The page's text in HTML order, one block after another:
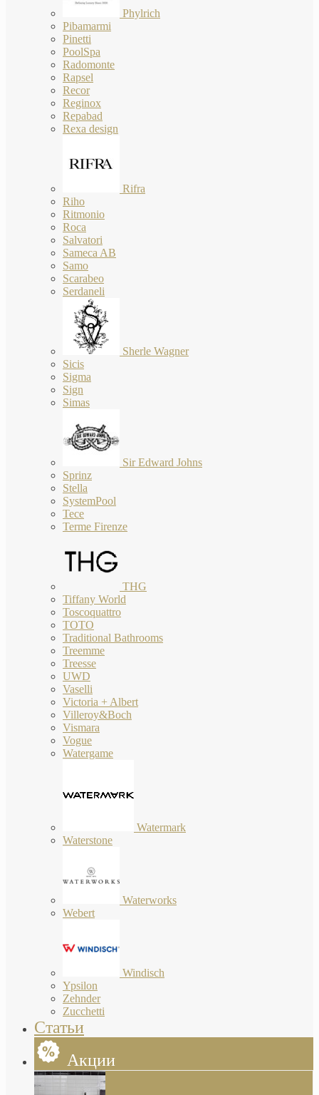
Phylrich
Pibamarmi
Pinetti
PoolSpa
Radomonte
Rapsel
Recor
Reginox
Repabad
Rexa design
Rifra
Riho
Ritmonio
Roca
Salvatori
Sameca AB
Samo
Scarabeo
Serdaneli
Sherle Wagner
Sicis
Sigma
Sign
Simas
Sir Edward Johns
Sprinz
Stella
SystemPool
Tece
Terme Firenze
THG
Tiffany World
Toscoquattro
TOTO
Traditional Bathrooms
Treemme
Treesse
UWD
Vaselli
Victoria + Albert
Villeroy&Boch
Vismara
Vogue
Watergame
Watermark
Waterstone
Waterworks
Webert
Windisch
Ypsilon
Zehnder
Zucchetti
Статьи
Акции